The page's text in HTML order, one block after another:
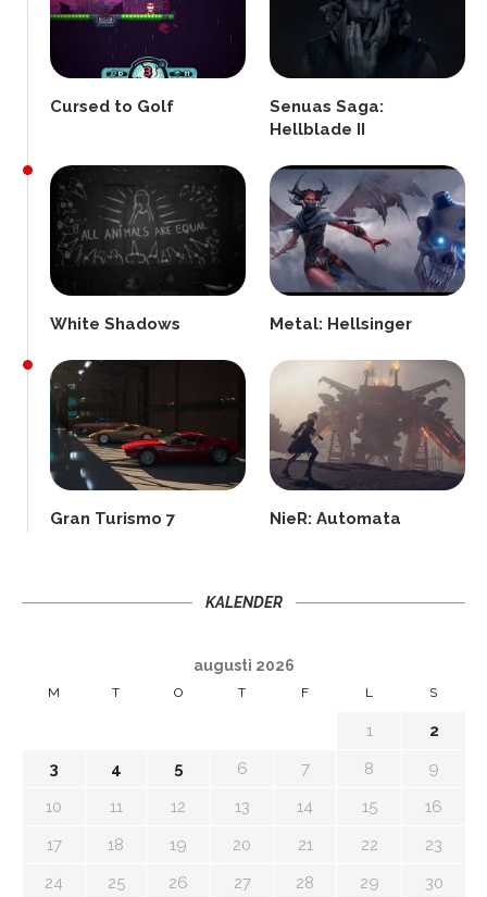
Cursed to Golf
Senuas Saga:
Hellblade II
White Shadows Metal: Hellsinger
Gran Turismo 7 NieR: Automata
KALENDER
augusti 2026
M T O T F L S
1
2
3
4 5 6 7 8
9
10
11 12 13 14 15
16
17
18 19 20 21 22
23
24
25 26 27 28 29
30